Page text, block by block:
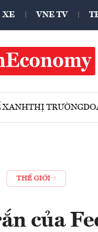
XE VNE TV
XANHTHỊ TRƯỜNG
THẾ GIỚI
của